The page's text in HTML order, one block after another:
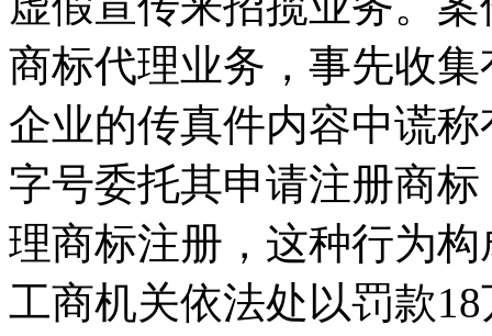
商标代理业务，事先收
企业的传真件内容中谎
字号委托其申请注册商
理商标注册，这种行为
工商机关依法处以罚款